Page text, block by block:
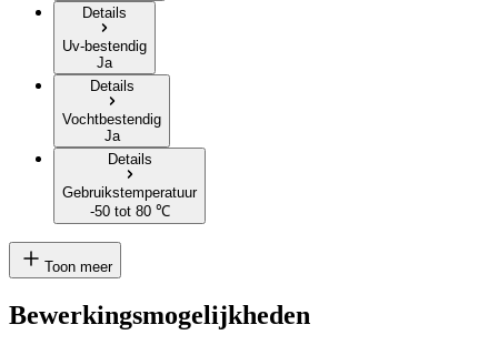
Details
Uv-bestendig
Ja
Details
Vochtbestendig
Ja
Details
Gebruikstemperatuur
-50 tot 80 ℃
Toon meer
Bewerkingsmogelijkheden